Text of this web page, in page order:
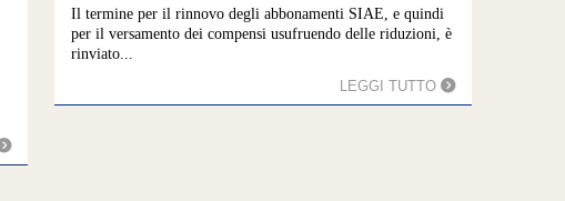
Il termine per il rinnovo degli abbonamenti SIAE, e quindi
per il versamento dei compensi usufruendo delle riduzioni, è
rinviato...
LEGGI TUTTO